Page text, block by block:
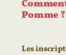
Pomme ?
Les